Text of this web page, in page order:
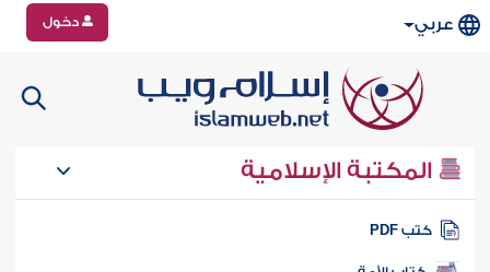
عربي دخول
المكتبة الإسلامية
كتب PDF